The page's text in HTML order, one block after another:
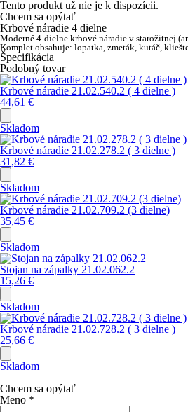
Tento produkt už nie je k dispozícii.
Chcem sa opýtať
Krbové náradie 4 dielne
Moderné 4-dielne krbové náradie v starožitnej
Komplet obsahuje: lopatka, zmeták, kutáč,
Špecifikácia
Podobný tovar
Krbové náradie 21.02.540.2 ( 4 dielne )
44,61 €
Skladom
Krbové náradie 21.02.278.2 ( 3 dielne )
31,82 €
Skladom
Krbové náradie 21.02.709.2 (3 dielne)
35,45 €
Skladom
Stojan na zápalky 21.02.062.2
15,26 €
Skladom
Krbové náradie 21.02.728.2 ( 3 dielne )
25,66 €
Skladom
Chcem sa opýtať
Meno *